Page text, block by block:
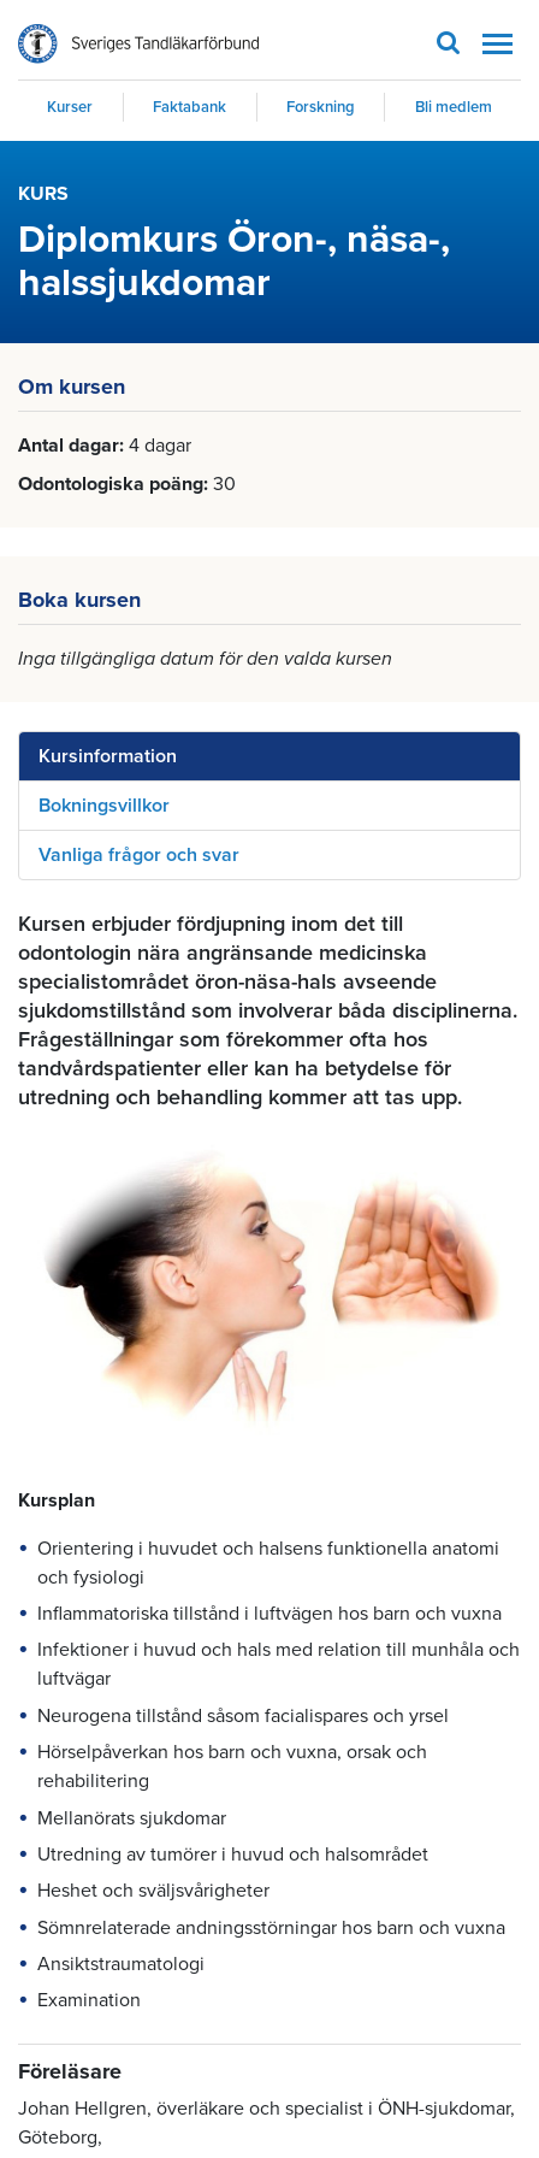
Kurser Faktabank Forskning Bli medlem
KURS
Diplomkurs Öron-, näsa-,
halssjukdomar
Om kursen
Antal dagar 4 dagar
Odontologiska poäng 30
Boka kursen
Inga tillgängliga datum för den valda kursen
Kursinformation
Bokningsvillkor
Vanliga frågor och svar
Kursen erbjuder fördjupning inom det till
odontologin nära angränsande medicinska
specialistområdet öron-näsa-hals avseende
sjukdomstillstånd som involverar båda disciplinerna.
Frågeställningar som förekommer ofta hos
tandvårdspatienter eller kan ha betydelse för
utredning och behandling kommer att tas upp.
Kursplan
Orientering i huvudet och halsens funktionella anatomi
och fysiologi
Inflammatoriska tillstånd i luftvägen hos barn och vuxna
Infektioner i huvud och hals med relation till munhåla och
luftvägar
Neurogena tillstånd såsom facialispares och yrsel
Hörselpåverkan hos barn och vuxna, orsak och
rehabilitering
Mellanörats sjukdomar
Utredning av tumörer i huvud och halsområdet
Heshet och sväljsvårigheter
Sömnrelaterade andningsstörningar hos barn och vuxna
Ansiktstraumatologi
Examination
Föreläsare
Johan Hellgren, överläkare och specialist i ÖNH-sjukdomar,
Göteborg,